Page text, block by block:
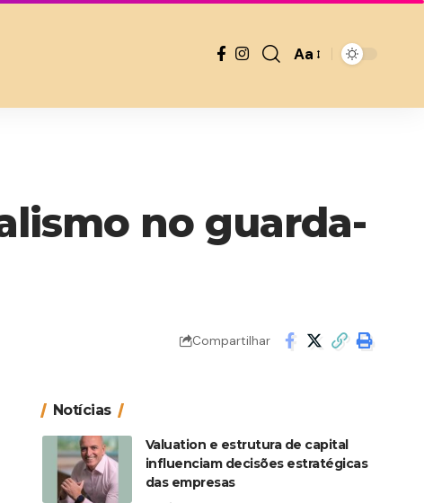
Font
Aa
no guarda-
Compartilhar
Notícias
Valuation e estrutura de capital
influenciam decisões estratégicas
das empresas